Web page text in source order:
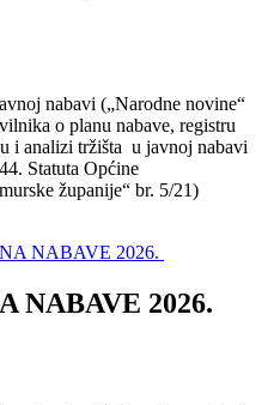
nabavi („Narodne novine“
o planu nabave, registru
i analizi tržišta u javnoj nabavi
Statuta Općine
županije“ br. 5/21)
NABAVE 2026.
NABAVE 2026.